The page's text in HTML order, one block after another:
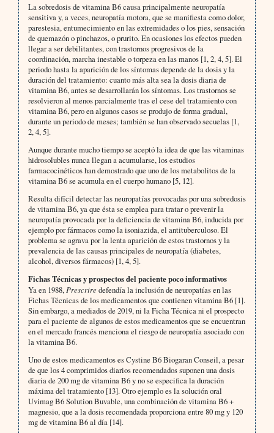
La sobredosis de vitamina B6 causa principalmente neuropatía
sensitiva y, a veces, neuropatía motora, que se manifiesta como dolor,
parestesia, entumecimiento en las extremidades o los pies, sensación
de quemazón o pinchazos, o prurito. En ocasiones los efectos pueden
llegar a ser debilitantes, con trastornos progresivos de la
coordinación, marcha inestable o torpeza en las manos [1, 2, 4, 5]. El
periodo hasta la aparición de los síntomas depende de la dosis y la
duración del tratamiento: cuanto más alta sea la dosis diaria de
vitamina B6, antes se desarrollarán los síntomas. Los trastornos se
resolvieron al menos parcialmente tras el cese del tratamiento con
vitamina B6, pero en algunos casos se produjo de forma gradual,
durante un periodo de meses; también se han observado secuelas [1,
2, 4, 5].
Aunque durante mucho tiempo se aceptó la idea de que las vitaminas
hidrosolubles nunca llegan a acumularse, los estudios
farmacocinéticos han demostrado que uno de los metabolitos de la
vitamina B6 se acumula en el cuerpo humano [5, 12].
Resulta difícil detectar las neuropatías provocadas por una sobredosis
de vitamina B6, ya que ésta se emplea para tratar o prevenir la
neuropatía provocada por la deficiencia de vitamina B6, inducida por
ejemplo por fármacos como la isoniazida, el antituberculoso. El
problema se agrava por la lenta aparición de estos trastornos y la
prevalencia de las causas principales de neuropatía (diabetes,
alcohol, diversos fármacos) [1, 4, 5].
Fichas Técnicas y prospectos del paciente poco informativos
Ya en 1988, Prescriredefendía la inclusión de neuropatías en las
Fichas Técnicas de los medicamentos que contienen vitamina B6 [1].
Sin embargo, a mediados de 2019, ni la Ficha Técnica ni el prospecto
para el paciente de algunos de estos medicamentos que se encuentran
en el mercado francés menciona el riesgo de neuropatía asociado con
la vitamina B6.
Uno de estos medicamentos es Cystine B6 Biogaran Conseil, a pesar
de que los 4 comprimidos diarios recomendados suponen una dosis
diaria de 200 mg de vitamina B6 y no se especifica la duración
máxima del tratamiento [13]. Otro ejemplo es la solución oral
Uvimag B6 Solution Buvable, una combinación de vitamina B6 +
magnesio, que a la dosis recomendada proporciona entre 80 mg y 120
mg de vitamina B6 al día [14].